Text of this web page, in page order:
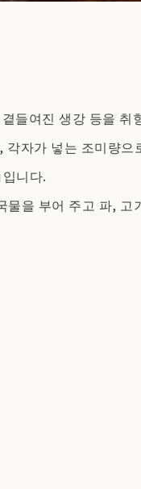
들여진 생강 등을 취
자가 넣는 조미량
니다.
을 부어 주고 파,